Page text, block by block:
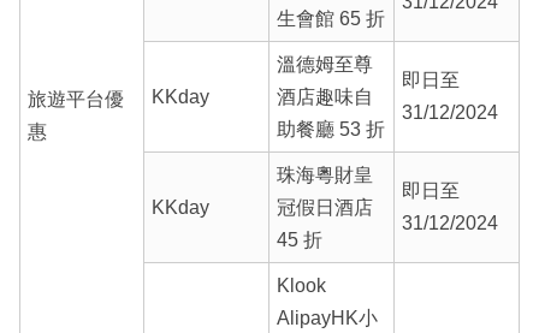
旅遊平台優
惠
生會館 65 折
KKday
溫德姆至尊
酒店趣味自
助餐廳 53 折
即日至
31/12/2024
KKday
珠海粵財皇
冠假日酒店
45 折
即日至
31/12/2024
Klook
AlipayHK小